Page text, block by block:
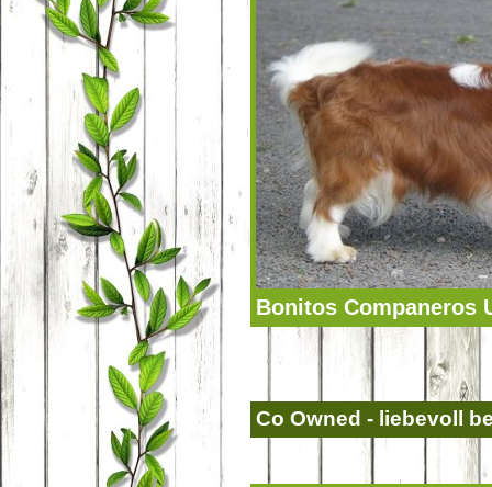
Bonitos Companeros
Co Owned - liebevoll